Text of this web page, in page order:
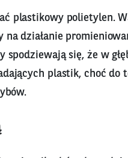
plastikowy polietylen.
działanie
spodziewają się, że w
plastik, choć do